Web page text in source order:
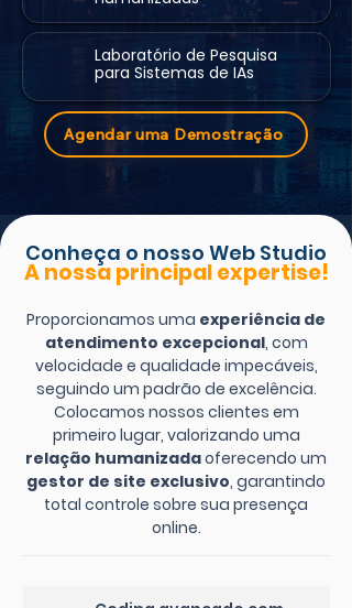
Laboratório de Pesquisa
para Sistemas de IAs
Agendar uma Demostração
Conheça o nosso Web Studio
A nossa principal expertise!
Proporcionamos uma experiência de
atendimento excepcional, com
velocidade e qualidade impecáveis,
seguindo um padrão de excelência.
Colocamos nossos clientes em
primeiro lugar, valorizando uma
relação humanizadaoferecendo um
gestor de site exclusivo, garantindo
total controle sobre sua presença
online.